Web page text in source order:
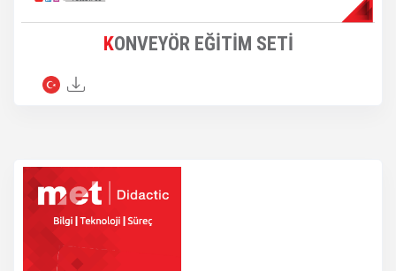
KONVEYÖR EĞİTİM SETİ